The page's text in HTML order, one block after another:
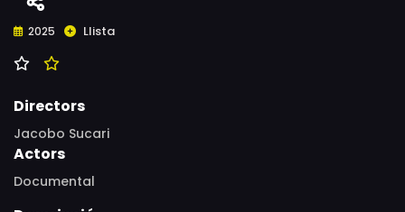
2025 Llista
Directors
Jacobo Sucari
Actors
Documental